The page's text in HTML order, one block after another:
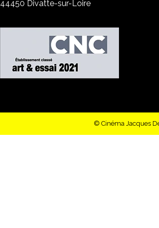
44450 Divatte-sur-Loire
© Cinéma Jacques